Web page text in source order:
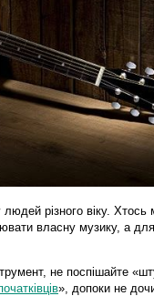
різного віку. Хтось
власну музику, а
не поспішайте
», допоки не